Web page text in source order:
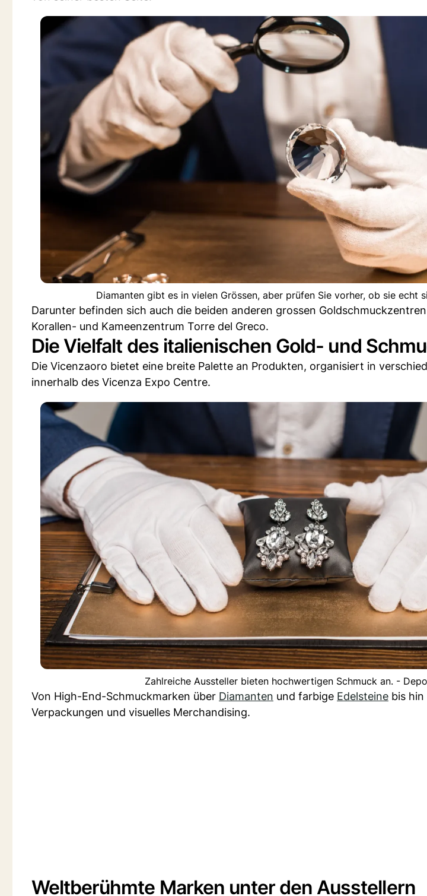
Diamanten gibt es in vielen Grössen, aber prüfen Sie vorher, ob sie echt
Darunter befinden sich auch die beiden anderen grossen
Korallen- und Kameenzentrum Torre del Greco.
Die Vielfalt des italienischen Gold- und
Die Vicenzaoro bietet eine breite Palette an Produkten, organisiert in
innerhalb des Vicenza Expo Centre.
Zahlreiche Aussteller bieten hochwertigen Schmuck an. -
Von High-End-Schmuckmarken über Diamanten und farbige Edelsteine bis
Verpackungen und visuelles Merchandising.
Weltberühmte Marken unter den Ausstellern